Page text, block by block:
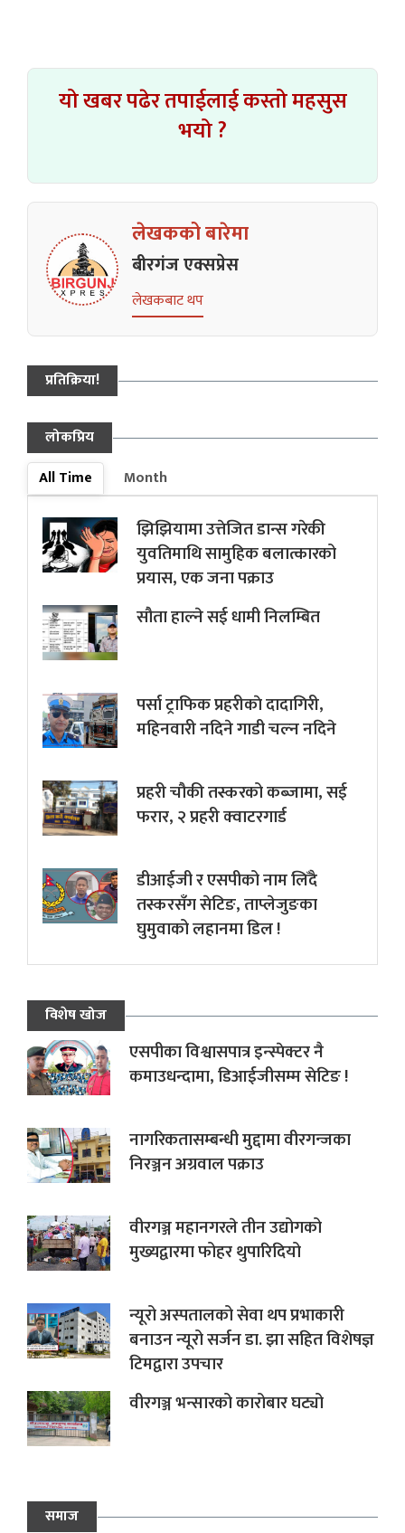
यो खबर पढेर तपाईलाई कस्तो महसुस
भयो ?
लेखकको बारेमा
बीरगंज एक्सप्रेस
लेखकबाट थप
प्रतिक्रिया!
लोकप्रिय
All Time
Month
झिझियामा उत्तेजित डान्स गरेकी
युवतिमाथि सामुहिक बलात्कारको
प्रयास, एक जना पक्राउ
सौता हाल्ने सई धामी निलम्बित
पर्सा ट्राफिक प्रहरीकाे दादागिरी,
महिनवारी नदिने गाडी चल्न नदिने
प्रहरी चौकी तस्करको कब्जामा, सई
फरार, २ प्रहरी क्वाटरगार्ड
डीआईजी र एसपीको नाम लिँदै
तस्करसँग सेटिङ, ताप्लेजुङका
घुमुवाको लहानमा डिल !
विशेष खोज
एसपीका विश्वासपात्र इन्स्पेक्टर नै
कमाउधन्दामा, डिआईजीसम्म सेटिङ !
नागरिकतासम्बन्धी मुद्दामा वीरगन्जका
निरञ्जन अग्रवाल पक्राउ
वीरगञ्ज महानगरले तीन उद्योगको
मुख्यद्वारमा फोहर थुपारिदियो
न्यूरो अस्पतालको सेवा थप प्रभाकारी
बनाउन न्यूरो सर्जन डा. झा सहित विशेषज्ञ
टिमद्वारा उपचार
वीरगञ्ज भन्सारको कारोबार घट्यो
समाज